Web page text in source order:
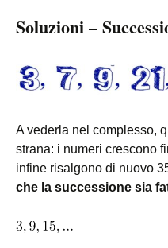
Soluzioni –
A vederla nel complesso,
strana: i numeri crescono
infine risalgono di nuovo
che la successione sia